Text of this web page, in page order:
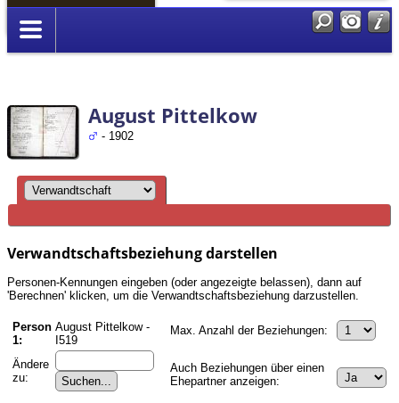
Anmelden
August Pittelkow
- 1902
Verwandtschaftsbeziehung darstellen
Personen-Kennungen eingeben (oder angezeigte belassen), dann auf
'Berechnen' klicken, um die Verwandtschaftsbeziehung darzustellen.
Person
1:
August Pittelkow -
I519
Ändere
zu:
Max. Anzahl der Beziehungen:
Auch Beziehungen über einen
Ehepartner anzeigen: